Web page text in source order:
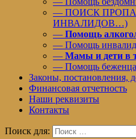
— ПОИСК
ИНВАЛИДОВ…)
— Помощь
— Помощь
— Мамы и дети в
— Помощь
Законы, постановления,
Финансовая отчетность
Наши реквизиты
Контакты
Поиск для: